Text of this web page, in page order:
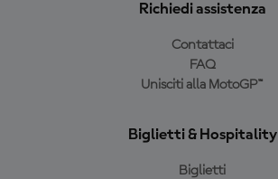
Richiedi assistenza
Contattaci
FAQ
Unisciti alla MotoGP™
Biglietti & Hospitality
Biglietti